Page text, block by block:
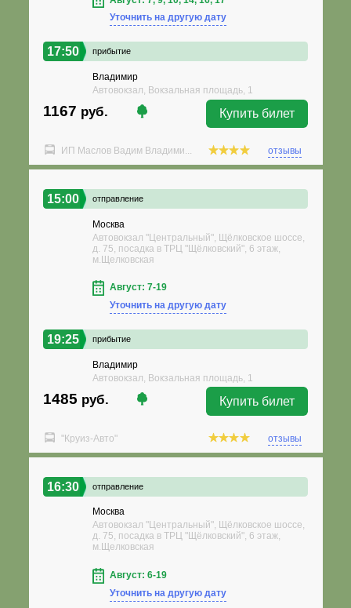
Уточнить на другую дату
17:50 прибытие
Владимир
Автовокзал, Вокзальная площадь, 1
1167 руб. Купить билет
ИП Маслов Вадим Владими... отзывы
15:00 отправление
Москва
Автовокзал "Центральный", Щёлковское шоссе,
д. 75, посадка в ТРЦ "Щёлковский", 6 этаж,
м.Щелковская
Август: 7-19
Уточнить на другую дату
19:25 прибытие
Владимир
Автовокзал, Вокзальная площадь, 1
1485 руб. Купить билет
"Круиз-Авто" отзывы
16:30 отправление
Москва
Автовокзал "Центральный", Щёлковское шоссе,
д. 75, посадка в ТРЦ "Щёлковский", 6 этаж,
м.Щелковская
Август: 6-19
Уточнить на другую дату